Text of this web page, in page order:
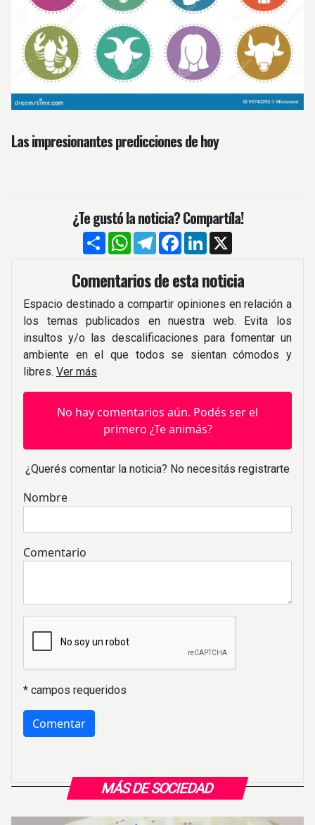
MÁS DE SOCIEDAD
Las impresionantes predicciones de hoy
¿Te gustó la noticia? Compartíla!
CompartirWhatsApp
TelegramFacebook
LinkedIn
Comentarios de esta noticia
Espacio destinado a compartir opiniones en relación a
los temas publicados en nuestra web. Evita los
insultos y/o las descalificaciones para fomentar un
ambiente en el que todos se sientan cómodos y
libres. Ver más
No hay comentarios aún. Podés ser el
primero ¿Te animás?
¿Querés comentar la noticia? No necesitás registrarte
Nombre
Comentario
* campos requeridos